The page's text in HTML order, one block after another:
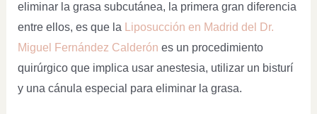
eliminar la grasa subcutánea, la primera gran diferencia
entre ellos, es que la
Liposucción en Madrid del Dr.
Miguel Fernández Calderón es un procedimiento
quirúrgico que implica usar anestesia, utilizar un bisturí
y una cánula especial para eliminar la grasa.